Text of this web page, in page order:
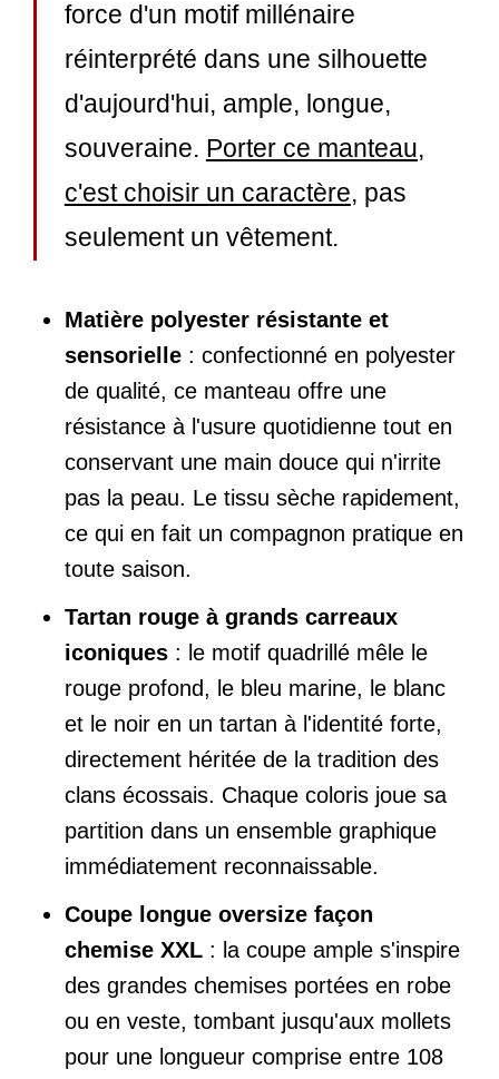
force d'un motif millénaire
réinterprété dans une silhouette
d'aujourd'hui, ample, longue,
souveraine. Porter ce manteau,
c'est choisir un caractère, pas
seulement un vêtement.
Matière polyester résistante et
sensorielle : confectionné en polyester
de qualité, ce manteau offre une
résistance à l'usure quotidienne tout en
conservant une main douce qui n'irrite
pas la peau. Le tissu sèche rapidement,
ce qui en fait un compagnon pratique en
toute saison.
Tartan rouge à grands carreaux
iconiques : le motif quadrillé mêle le
rouge profond, le bleu marine, le blanc
et le noir en un tartan à l'identité forte,
directement héritée de la tradition des
clans écossais. Chaque coloris joue sa
partition dans un ensemble graphique
immédiatement reconnaissable.
Coupe longue oversize façon
chemise XXL : la coupe ample s'inspire
des grandes chemises portées en robe
ou en veste, tombant jusqu'aux mollets
pour une longueur comprise entre 108